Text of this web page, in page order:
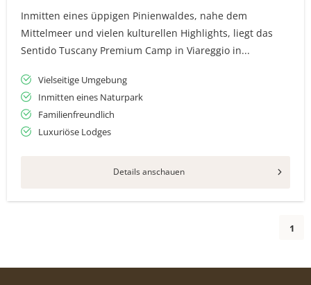
Inmitten eines üppigen Pinienwaldes, nahe dem
Mittelmeer und vielen kulturellen Highlights, liegt das
Sentido Tuscany Premium Camp in Viareggio in...
Vielseitige Umgebung
Inmitten eines Naturpark
Familienfreundlich
Luxuriöse Lodges
Details anschauen
1